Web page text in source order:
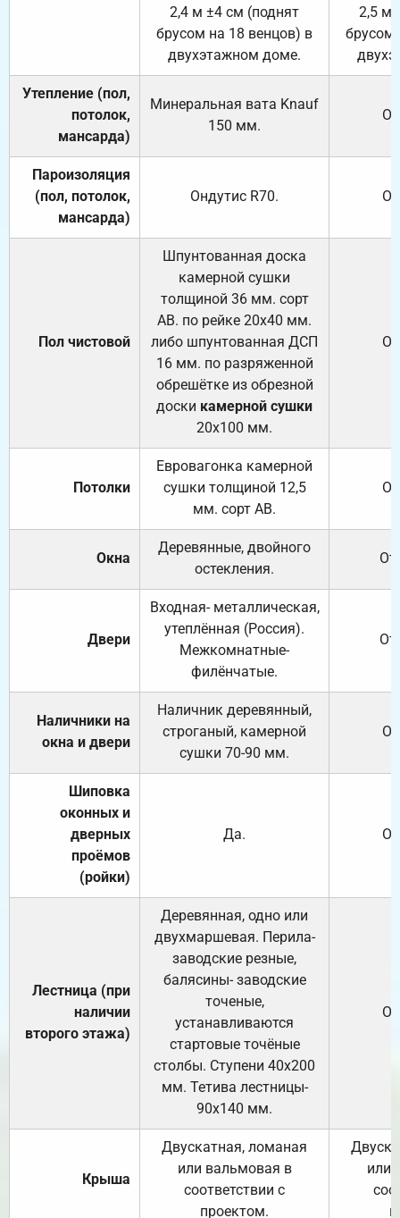
2,4 м ±4 см (поднят
брусом на 18 венцов) в
двухэтажном доме.
2,5 м
брусом
Утепление (пол,
потолок,
мансарда)
Минеральная вата Knauf
150 мм.
Пароизоляция
(пол, потолок,
мансарда)
Ондутис R70.
Пол чистовой
Шпунтованная доска
камерной сушки
толщиной 36 мм. сорт
АВ. по рейке 20х40 мм.
либо шпунтованная ДСП
16 мм. по разряженной
обрешётке из обрезной
доски камерной сушки
20х100 мм.
Потолки
Евровагонка камерной
сушки толщиной 12,5
мм. сорт АВ.
Окна
Деревянные, двойного
остекления.
Двери
Входная- металлическая,
утеплённая (Россия).
Межкомнатные-
филёнчатые.
Наличники на
окна и двери
Наличник деревянный,
строганый, камерной
сушки 70-90 мм.
Шиповка
оконных и
дверных
проёмов
(ройки)
Да.
Лестница (при
наличии
второго этажа)
Деревянная, одно или
двухмаршевая. Перила-
заводские резные,
балясины- заводские
точеные,
устанавливаются
стартовые точёные
столбы. Ступени 40х200
мм. Тетива лестницы-
90х140 мм.
Крыша
Двускатная, ломаная
или вальмовая в
соответствии с
проектом.
или